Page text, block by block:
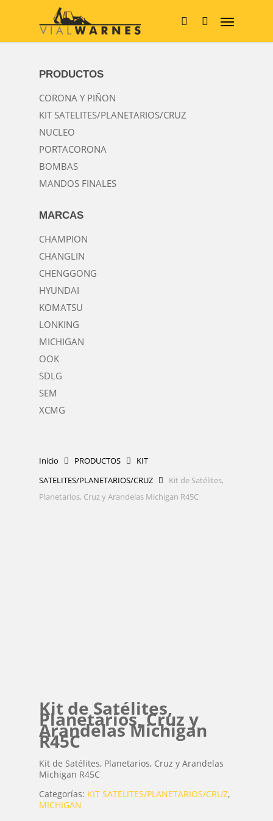
search
Menu
PRODUCTOS
CORONA Y PIÑON
KIT SATELITES/PLANETARIOS/CRUZ
NUCLEO
PORTACORONA
BOMBAS
MANDOS FINALES
MARCAS
CHAMPION
CHANGLIN
CHENGGONG
HYUNDAI
KOMATSU
LONKING
MICHIGAN
OOK
SDLG
SEM
XCMG
Inicio PRODUCTOS
KIT
SATELITES/PLANETARIOS/CRUZ
Kit de Satélites,
Planetarios, Cruz y Arandelas Michigan R45C
Kit de Satélites,
Planetarios, Cruz y
Arandelas Michigan
R45C
Kit de Satélites, Planetarios, Cruz y Arandelas
Michigan R45C
Categorías: KIT SATELITES/PLANETARIOS/CRUZ,
MICHIGAN